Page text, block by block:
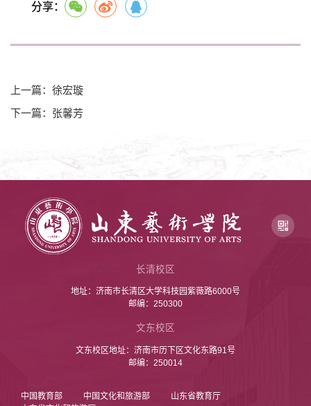
分享：
上一篇：徐宏璇
下一篇：张馨芳
长清校区
地址：济南市长清区大学科技园紫薇路6000号
邮编：250300
文东校区
文东校区地址：济南市历下区文化东路91号
邮编：250014
中国教育部 中国文化和旅游部
山东省教育厅